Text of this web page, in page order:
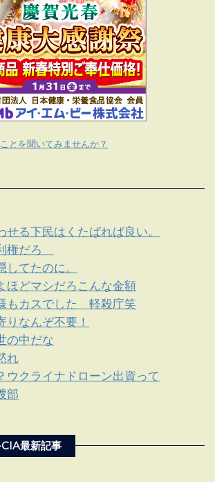
とを聞いてみませんか？
せる下民はくたばれば良い。
権だろ
してたのに。
ほどマシだろこんな金額
もカスでした 軽殺庁笑
りなんぞ不要！
の中だな
れ
ウクライナドローン出資って
部
最新記事